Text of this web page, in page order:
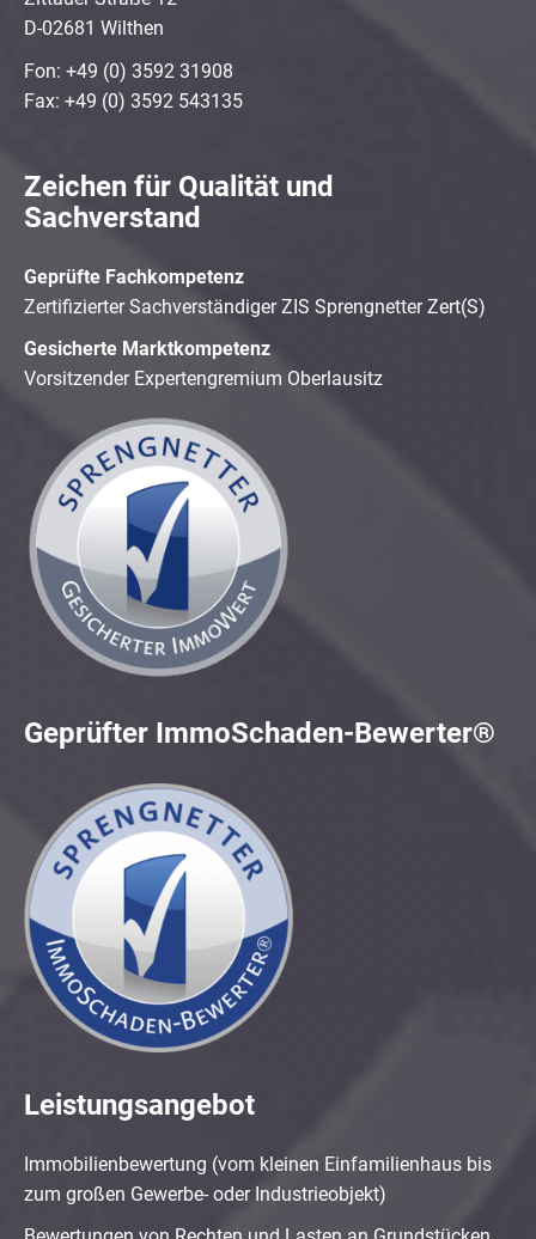
D-02681 Wilthen
Fon: +49 (0) 3592 31908
Fax: +49 (0) 3592 543135
Zeichen für Qualität und
Sachverstand
Geprüfte Fachkompetenz
Zertifizierter Sachverständiger ZIS Sprengnetter Zert(S)
Gesicherte Marktkompetenz
Vorsitzender Expertengremium Oberlausitz
Geprüfter ImmoSchaden-Bewerter®
Leistungsangebot
Immobilienbewertung (vom kleinen Einfamilienhaus bis
zum großen Gewerbe- oder Industrieobjekt)